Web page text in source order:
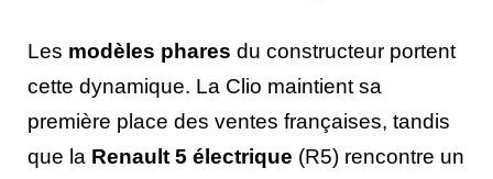
Les modèles phares du constructeur portent
cette dynamique. La Clio maintient sa
première place des ventes françaises, tandis
que la Renault 5 électrique (R5) rencontre un